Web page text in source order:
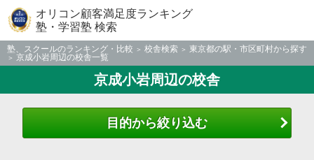
オリコン顧客満足度ランキング
塾・学習塾 検索
塾、スクールのランキング・比較 校舎検索
東京都の駅・市区町村から探す
京成小岩周辺の校舎一覧
京成小岩周辺の校舎
目的から絞り込む